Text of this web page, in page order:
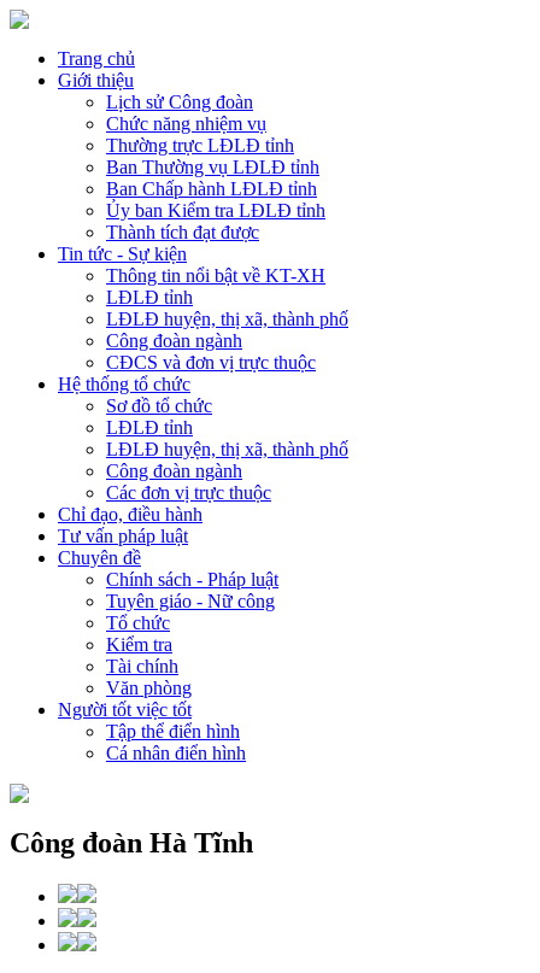
Trang chủ
Giới thiệu
Lịch sử Công đoàn
Chức năng nhiệm vụ
Thường trực LĐLĐ tỉnh
Ban Thường vụ LĐLĐ tỉnh
Ban Chấp hành LĐLĐ tỉnh
Ủy ban Kiểm tra LĐLĐ tỉnh
Thành tích đạt được
Tin tức - Sự kiện
Thông tin nổi bật về KT-XH
LĐLĐ tỉnh
LĐLĐ huyện, thị xã, thành phố
Công đoàn ngành
CĐCS và đơn vị trực thuộc
Hệ thống tổ chức
Sơ đồ tổ chức
LĐLĐ tỉnh
LĐLĐ huyện, thị xã, thành phố
Công đoàn ngành
Các đơn vị trực thuộc
Chỉ đạo, điều hành
Tư vấn pháp luật
Chuyên đề
Chính sách - Pháp luật
Tuyên giáo - Nữ công
Tổ chức
Kiểm tra
Tài chính
Văn phòng
Người tốt việc tốt
Tập thể điển hình
Cá nhân điển hình
Công đoàn Hà Tĩnh